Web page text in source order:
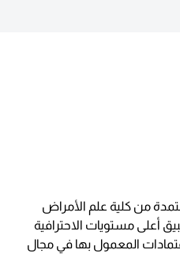
من كلية علم الأمراض
أعلى مستويات الاحترافية
المعمول بها في مجال